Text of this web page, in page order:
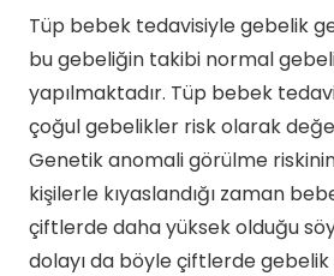
Tüp bebek tedavisiyle gebelik
bu gebeliğin takibi normal
yapılmaktadır. Tüp bebek
çoğul gebelikler risk olarak
Genetik anomali görülme
kişilerle kıyaslandığı zaman
çiftlerde daha yüksek olduğu
dolayı da böyle çiftlerde gebelik